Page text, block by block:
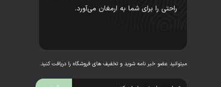
راحتی را برای شما به ارمغان می‌آورد.
میتوانید عضو خبر نامه شوید و تخفیف های فروشگاه را دریافت کنید.